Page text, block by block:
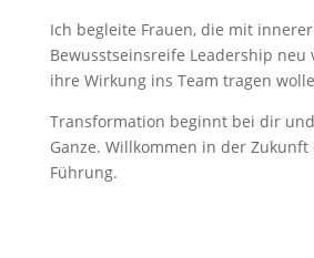
Ich begleite Frauen, die mit
Bewusstseinsreife Leadership neu
ihre Wirkung ins Team tragen
Transformation beginnt bei dir
Ganze. Willkommen in der Zukunft
Führung.